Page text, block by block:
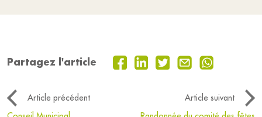
Partagez l'article
Article précédent
Article suivant